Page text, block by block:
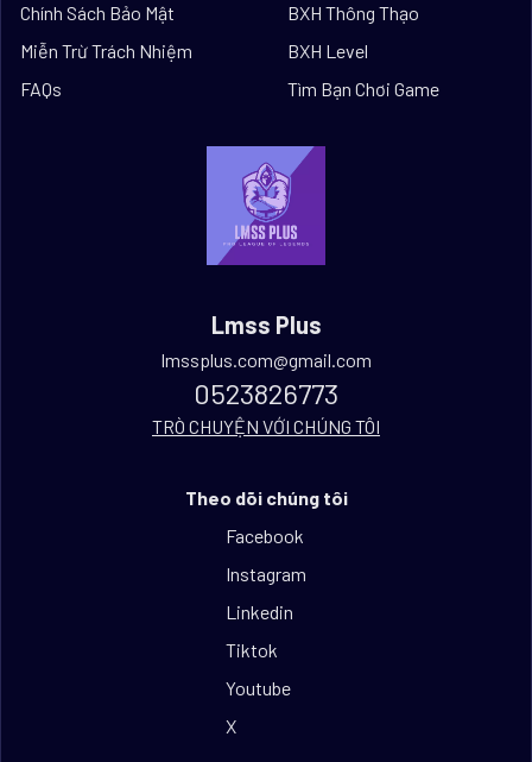
Chính Sách Bảo Mật
Miễn Trừ Trách Nhiệm
FAQs
BXH Thông Thạo
BXH Level
Tìm Bạn Chơi Game
Lmss Plus
lmssplus.com@gmail.com
0523826773
TRÒ CHUYỆN VỚI CHÚNG TÔI
Theo dõi chúng tôi
Facebook
Instagram
Linkedin
Tiktok
Youtube
X